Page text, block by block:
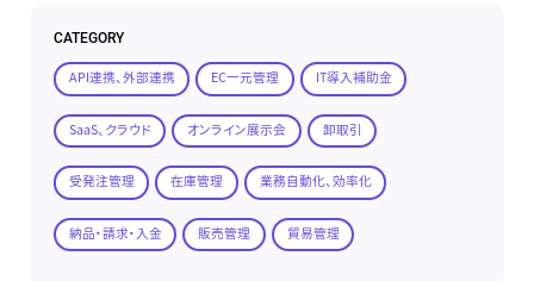
CATEGORY
API連携、外部連携 EC一元管理 IT導入補助金
SaaS、クラウド オンライン展示会 卸取引
受発注管理 在庫管理 業務自動化、効率化
納品・請求・入金 販売管理 貿易管理